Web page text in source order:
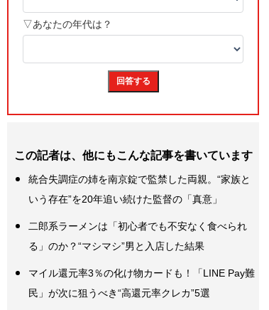
この記者は、他にもこんな記事を書いています
統合失調症の姉を南京錠で監禁した両親。“家族と
いう存在”を20年追い続けた監督の「真意」
二郎系ラーメンは「初心者でも不安なく食べられ
る」のか？“マシマシ”男と入店した結果
マイル還元率3％の化け物カードも！「LINE Pay難
民」が次に狙うべき“高還元率クレカ”5選